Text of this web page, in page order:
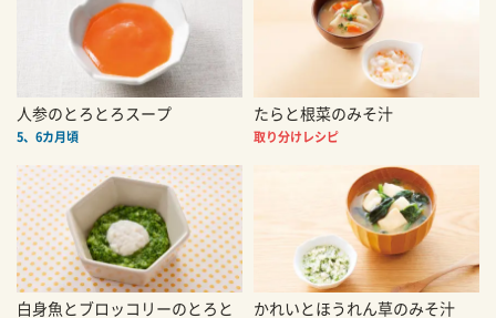
人参のとろとろスープ
5、6カ月頃
たらと根菜のみそ汁
取り分けレシピ
白身魚とブロッコリーのとろと
かれいとほうれん草のみそ汁